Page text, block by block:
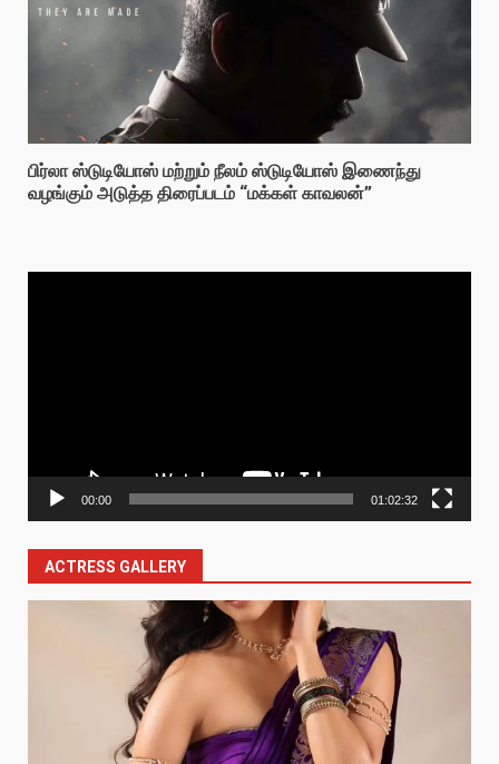
பிர்லா ஸ்டுடியோஸ் மற்றும் நீலம் ஸ்டுடியோஸ் இணைந்து
வழங்கும் அடுத்த திரைப்படம் “மக்கள் காவலன்”
00:00 01:02:32
ACTRESS GALLERY